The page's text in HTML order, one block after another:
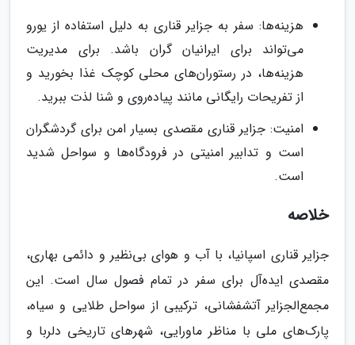
هزینه‌ها: سفر به جزایر قناری به دلیل استفاده از یورو
می‌تواند برای ایرانیان گران باشد. برای مدیریت
هزینه‌ها، در رستوران‌های محلی کوچک غذا بخورید و
از تفریحات رایگانی مانند پیاده‌روی و شنا لذت ببرید.
امنیت: جزایر قناری مقصدی بسیار امن برای گردشگران
است و تدابیر امنیتی در فرودگاه‌ها و سواحل شدید
است.
خلاصه
جزایر قناری اسپانیا، با آب و هوای بی‌نظیر و دائمی بهاری،
مقصدی ایده‌آل برای سفر در تمام فصول سال است. این
مجمع‌الجزایر آتشفشانی، ترکیبی از سواحل طلایی و سیاه،
پارک‌های ملی با مناظر ماورایی، شهرهای تاریخی دلربا و